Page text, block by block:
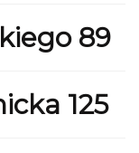
89
125